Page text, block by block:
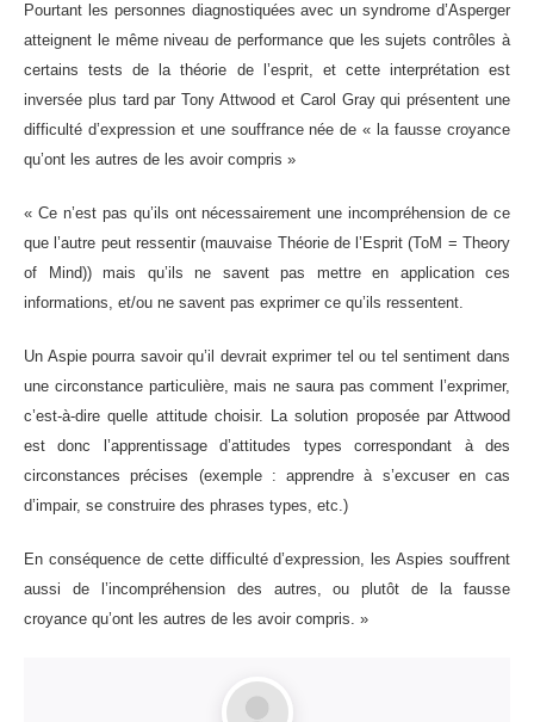
Pourtant les personnes diagnostiquées avec un syndrome d’Asperger
atteignent le même niveau de performance que les sujets contrôles à
certains tests de la théorie de l’esprit, et cette interprétation est
inversée plus tard par Tony Attwood et Carol Gray qui présentent une
difficulté d’expression et une souffrance née de « la fausse croyance
qu’ont les autres de les avoir compris »
« Ce n’est pas qu’ils ont nécessairement une incompréhension de ce
que l’autre peut ressentir (mauvaise Théorie de l’Esprit (ToM = Theory
of Mind)) mais qu’ils ne savent pas mettre en application ces
informations, et/ou ne savent pas exprimer ce qu’ils ressentent.
Un Aspie pourra savoir qu’il devrait exprimer tel ou tel sentiment dans
une circonstance particulière, mais ne saura pas comment l’exprimer,
c’est-à-dire quelle attitude choisir. La solution proposée par Attwood
est donc l’apprentissage d’attitudes types correspondant à des
circonstances précises (exemple : apprendre à s’excuser en cas
d’impair, se construire des phrases types, etc.)
En conséquence de cette difficulté d’expression, les Aspies souffrent
aussi de l’incompréhension des autres, ou plutôt de la fausse
croyance qu’ont les autres de les avoir compris. »